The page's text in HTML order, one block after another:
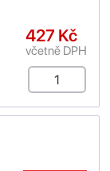
427 Kč
včetně DPH